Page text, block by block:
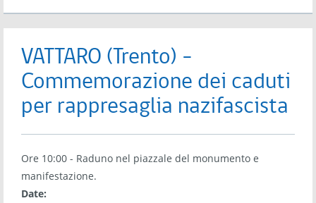
VATTARO (Trento) -
Commemorazione dei caduti
per rappresaglia nazifascista
Ore 10:00 - Raduno nel piazzale del monumento e
manifestazione.
Date: